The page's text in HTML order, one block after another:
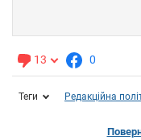
13 0
Теги Редакційна